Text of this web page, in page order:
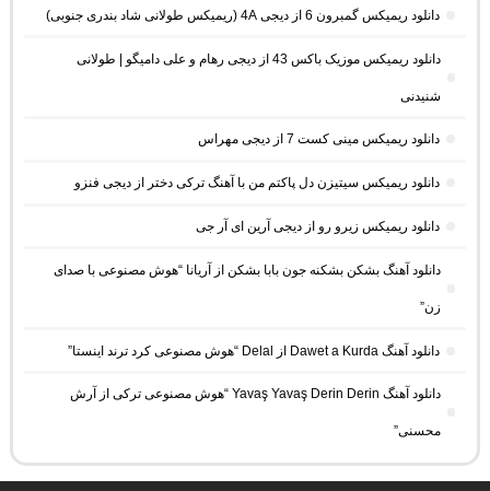
دانلود ریمیکس گمبرون 6 از دیجی 4A (ریمیکس طولانی شاد بندری جنوبی)
دانلود ریمیکس موزیک باکس 43 از دیجی رهام و علی دامیگو | طولانی
شنیدنی
دانلود ریمیکس مینی کست 7 از دیجی مهراس
دانلود ریمیکس سیتیزن دل پاکتم من با آهنگ ترکی دختر از دیجی فنزو
دانلود ریمیکس زیرو رو از دیجی آرین ای آر جی
دانلود آهنگ بشکن بشکنه جون بابا بشکن از آریانا “هوش مصنوعی با صدای
زن”
دانلود آهنگ Dawet a Kurda از Delal “هوش مصنوعی کرد ترند اینستا”
دانلود آهنگ Yavaş Yavaş Derin Derin “هوش مصنوعی ترکی از آرش
محسنی”